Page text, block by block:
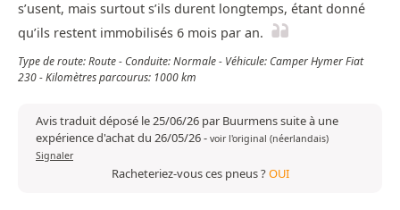
s’usent, mais surtout s’ils durent longtemps, étant donné
qu’ils restent immobilisés 6 mois par an.
Type de route: Route - Conduite: Normale - Véhicule: Camper Hymer Fiat
230 - Kilomètres parcourus: 1000 km
Avis traduit déposé le 25/06/26 par Buurmens suite à une
expérience d'achat du 26/05/26- voir l'original (néerlandais)
Signaler
Racheteriez-vous ces pneus ?OUI